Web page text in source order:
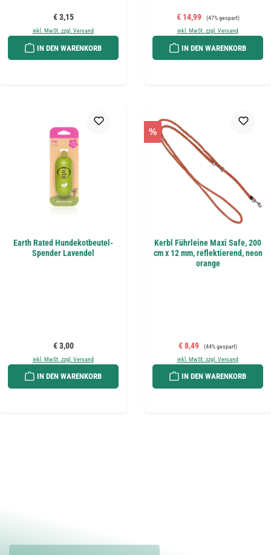
Regulärer Preis:
€ 3,15
inkl. MwSt. zzgl. Versand
IN DEN WARENKORB
Verkaufspreis:
€ 14,99 Regulärer Preis:
(47% gespart)
inkl. MwSt. zzgl. Versand
IN DEN WARENKORB
Earth Rated Hundekotbeutel-
Spender Lavendel
Regulärer Preis:
€ 3,00
inkl. MwSt. zzgl. Versand
IN DEN WARENKORB
%
Kerbl Führleine Maxi Safe, 200
cm x 12 mm, reflektierend, neon
orange
Verkaufspreis:
€ 8,49 Regulärer Preis:
(44% gespart)
inkl. MwSt. zzgl. Versand
IN DEN WARENKORB